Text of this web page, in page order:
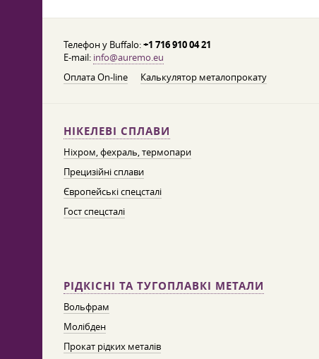
Телефон у Buffalo:+1 716 910 04 21
E-mail: info@auremo.eu
Оплата On-line
Калькулятор металопрокату
НІКЕЛЕВІ СПЛАВИ
Ніхром, фехраль, термопари
Прецизійні сплави
Європейські спецсталі
Гост спецсталі
РІДКІСНІ ТА ТУГОПЛАВКІ МЕТАЛИ
Вольфрам
Молібден
Прокат рідких металів